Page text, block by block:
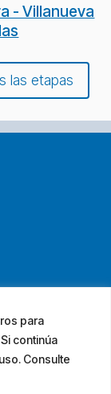
para
continúa
Consulte
- Villanueva
las etapas